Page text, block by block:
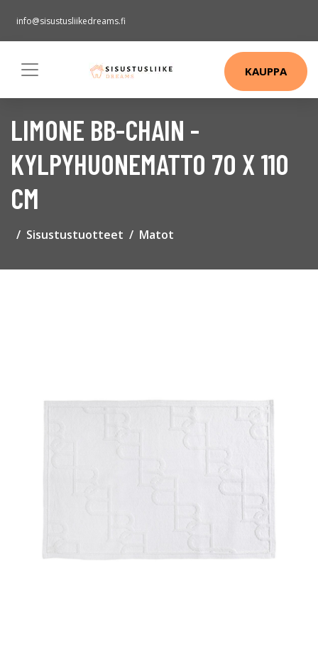
info@sisustusliikedreams.fi
KAUPPA
LIMONE BB-CHAIN -
KYLPYHUONEMATTO 70 X 110
CM
Sisustustuotteet Matot